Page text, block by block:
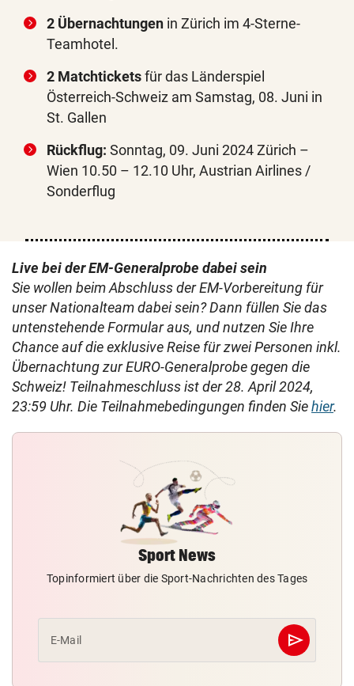
2 Übernachtungen in Zürich im 4-Sterne-
Teamhotel.
2 Matchticketsfür das Länderspiel
Österreich-Schweiz am Samstag, 08. Juni in
St. Gallen
Rückflug: Sonntag, 09. Juni 2024 Zürich –
Wien 10.50 – 12.10 Uhr, Austrian Airlines /
Sonderflug
Live bei der EM-Generalprobe dabei sein
Sie wollen beim Abschluss der EM-Vorbereitung für
unser Nationalteam dabei sein? Dann füllen Sie das
untenstehende Formular aus, und nutzen Sie Ihre
Chance auf dieexklusive Reise für zwei Personen inkl.
Übernachtung zur EURO-Generalprobe gegen die
Schweiz! Teilnahmeschluss ist der 28. April 2024,
23:59 Uhr. Die Teilnahmebedingungen finden Siehier.
Sport News
Topinformiert über die Sport-Nachrichten des Tages
E-Mail send
Abschicken